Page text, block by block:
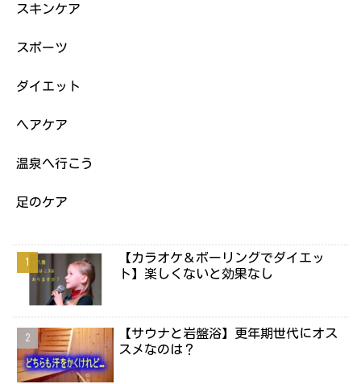
スキンケア
スポーツ
ダイエット
ヘアケア
温泉へ行こう
足のケア
【カラオケ＆ボーリングでダイエッ
ト】楽しくないと効果なし
【サウナと岩盤浴】更年期世代にオス
スメなのは？